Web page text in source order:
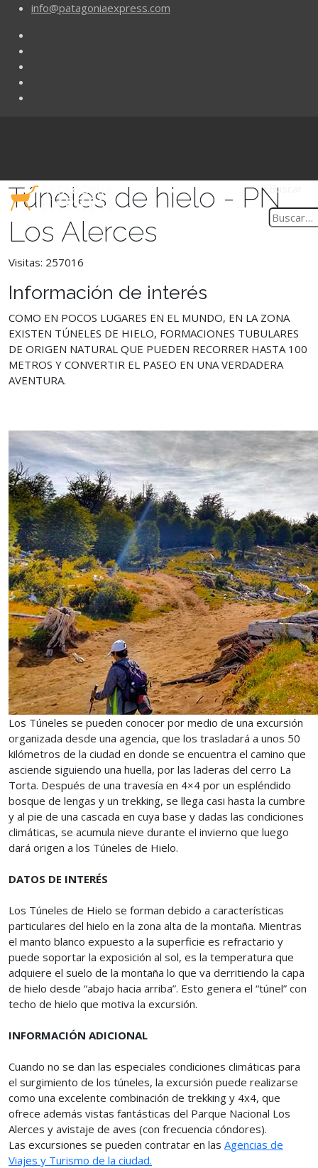
info@patagoniaexpress.com
Buscar
Túneles de hielo - PN
Los Alerces
Visitas: 257016
Información de interés
COMO EN POCOS LUGARES EN EL MUNDO, EN LA ZONA
EXISTEN TÚNELES DE HIELO, FORMACIONES TUBULARES
DE ORIGEN NATURAL QUE PUEDEN RECORRER HASTA 100
METROS Y CONVERTIR EL PASEO EN UNA VERDADERA
AVENTURA.
Los Túneles se pueden conocer por medio de una excursión
organizada desde una agencia, que los trasladará a unos 50
kilómetros de la ciudad en donde se encuentra el camino que
asciende siguiendo una huella, por las laderas del cerro La
Torta. Después de una travesía en 4×4 por un espléndido
bosque de lengas y un trekking, se llega casi hasta la cumbre
y al pie de una cascada en cuya base y dadas las condiciones
climáticas, se acumula nieve durante el invierno que luego
dará origen a los Túneles de Hielo.
DATOS DE INTERÉS
Los Túneles de Hielo se forman debido a características
particulares del hielo en la zona alta de la montaña. Mientras
el manto blanco expuesto a la superficie es refractario y
puede soportar la exposición al sol, es la temperatura que
adquiere el suelo de la montaña lo que va derritiendo la capa
de hielo desde “abajo hacia arriba”. Esto genera el “túnel” con
techo de hielo que motiva la excursión.
INFORMACIÓN ADICIONAL
Cuando no se dan las especiales condiciones climáticas para
el surgimiento de los túneles, la excursión puede realizarse
como una excelente combinación de trekking y 4x4, que
ofrece además vistas fantásticas del Parque Nacional Los
Alerces y avistaje de aves (con frecuencia cóndores).
Las excursiones se pueden contratar en las Agencias de
Viajes y Turismo de la ciudad.